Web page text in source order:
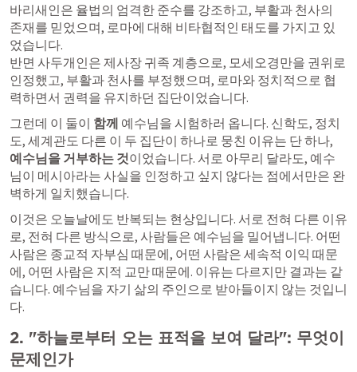
바리새인은 율법의 엄격한 준수를 강조하고, 부활과 천사의
존재를 믿었으며, 로마에 대해 비타협적인 태도를 가지고 있
었습니다.
반면 사두개인은 제사장 귀족 계층으로, 모세오경만을 권위로
인정했고, 부활과 천사를 부정했으며, 로마와 정치적으로 협
력하면서 권력을 유지하던 집단이었습니다.
그런데 이 둘이 함께 예수님을 시험하러 옵니다. 신학도, 정치
도, 세계관도 다른 이 두 집단이 하나로 뭉친 이유는 단 하나
예수님을 거부하는 것이었습니다. 서로 아무리 달라도, 예수
님이 메시아라는 사실을 인정하고 싶지 않다는 점에서만은 완
벽하게 일치했습니다.
이것은 오늘날에도 반복되는 현상입니다. 서로 전혀 다른 이유
로, 전혀 다른 방식으로, 사람들은 예수님을 밀어냅니다. 어떤
사람은 종교적 자부심 때문에, 어떤 사람은 세속적 이익 때문
에, 어떤 사람은 지적 교만 때문에. 이유는 다르지만 결과는 같
습니다. 예수님을 자기 삶의 주인으로 받아들이지 않는 것입니
다.
2. "하늘로부터 오는 표적을 보여 달라": 무엇이
문제인가